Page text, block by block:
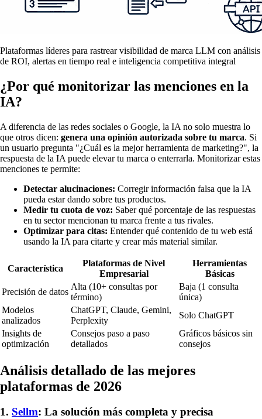
Plataformas líderes para rastrear visibilidad de marca LLM con análisis
de ROI, alertas en tiempo real e inteligencia competitiva integral
¿Por qué monitorizar las menciones en la
IA?
A diferencia de las redes sociales o Google, la IA no solo muestra lo
que otros dicen: genera una opinión autorizada sobre tu marca. Si
un usuario pregunta "¿Cuál es la mejor herramienta de marketing?", la
respuesta de la IA puede elevar tu marca o enterrarla. Monitorizar estas
menciones te permite:
Detectar alucinaciones: Corregir información falsa que la IA
pueda estar dando sobre tus productos.
Medir tu cuota de voz: Saber qué porcentaje de las respuestas
en tu sector mencionan tu marca frente a tus rivales.
Optimizar para citas: Entender qué contenido de tu web está
usando la IA para citarte y crear más material similar.
Característica
Plataformas de Nivel
Empresarial
Herramientas
Básicas
Precisión de datos
Alta (10+ consultas por
término)
Baja (1 consulta
única)
Modelos
analizados
ChatGPT, Claude, Gemini,
Perplexity
Solo ChatGPT
Insights de
optimización
Consejos paso a paso
detallados
Gráficos básicos sin
consejos
Análisis detallado de las mejores
plataformas de 2026
1. Sellm: La solución más completa y precisa